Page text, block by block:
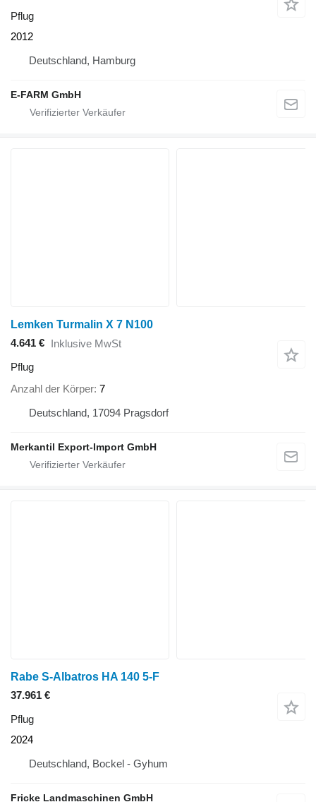
Pflug
2012
Deutschland, Hamburg
E-FARM GmbH
Lemken Turmalin X 7 N100
4.641 € Inklusive MwSt
Pflug
Anzahl der Körper 7
Deutschland, 17094 Pragsdorf
Merkantil Export-Import GmbH
Rabe S-Albatros HA 140 5-F
37.961 €
Pflug
2024
Deutschland, Bockel - Gyhum
Fricke Landmaschinen GmbH